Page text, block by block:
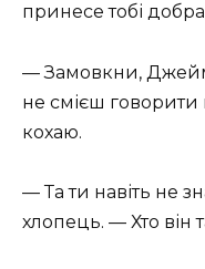
принесе тобі
— Замовкни,
не смієш говорити
кохаю.
— Та ти навіть не
хлопець. — Хто він